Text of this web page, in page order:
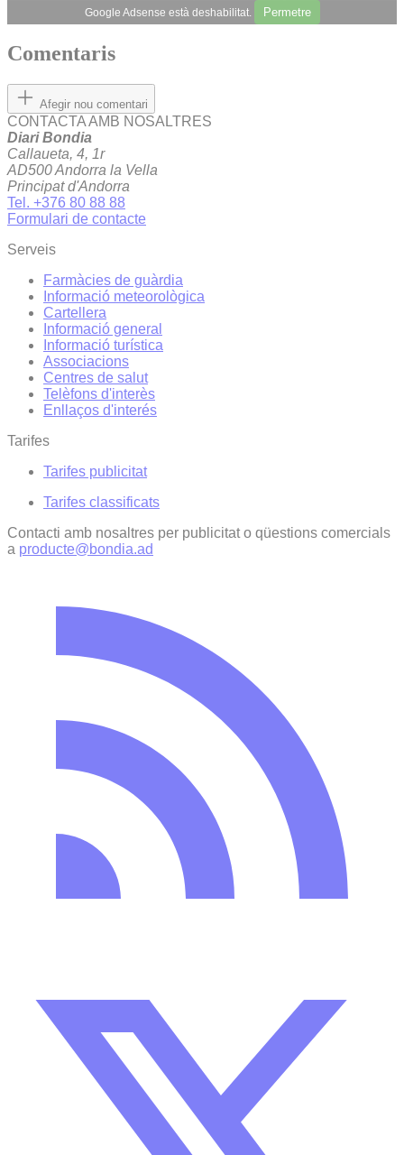
Google Adsense està deshabilitat. Permetre
Comentaris
Afegir nou comentari
CONTACTA AMB NOSALTRES
Diari Bondia
Callaueta, 4, 1r
AD500 Andorra la Vella
Principat d'Andorra
Tel. +376 80 88 88
Formulari de contacte
Serveis
Farmàcies de guàrdia
Informació meteorològica
Cartellera
Informació general
Informació turística
Associacions
Centres de salut
Telèfons d'interès
Enllaços d'interés
Tarifes
Tarifes publicitat
Tarifes classificats
Contacti amb nosaltres per publicitat o qüestions comercials
a producte@bondia.ad